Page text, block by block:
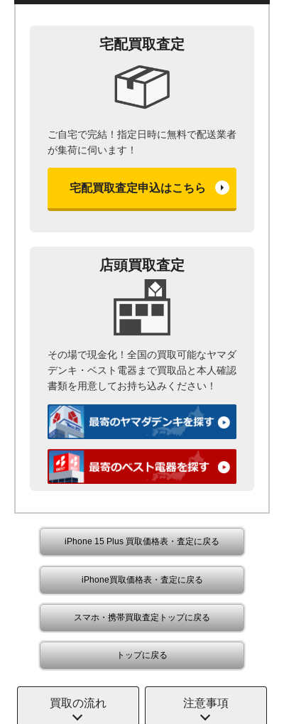
宅配買取査定
ご自宅で完結！指定日時に無料で配送業者
が集荷に伺います！
宅配買取査定申込はこちら
店頭買取査定
その場で現金化！全国の買取可能なヤマダ
デンキ・ベスト電器まで買取品と本人確認
書類を用意してお持ち込みください！
iPhone 15 Plus 買取価格表・査定に戻る
iPhone買取価格表・査定に戻る
スマホ・携帯買取査定トップに戻る
トップに戻る
買取の流れ 注意事項